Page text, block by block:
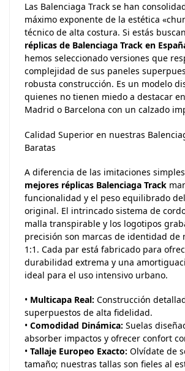
Las Balenciaga Track se han
máximo exponente de la estética
técnico de alta costura. Si estás
réplicas de Balenciaga Track en
hemos seleccionado versiones que
complejidad de sus paneles
robusta construcción. Es un modelo
quienes no tienen miedo a destacar
Madrid o Barcelona con un calzado
Calidad Superior en nuestras
Baratas
A diferencia de las imitaciones
mejores réplicas Balenciaga Track
funcionalidad y el peso equilibrado
original. El intrincado sistema de
malla transpirable y los logotipos
precisión son marcas de identidad de
1:1. Cada par está fabricado para
durabilidad extrema y una
ideal para el uso intensivo urbano.
• Multicapa Real: Construcción
superpuestos de alta fidelidad.
• Comodidad Dinámica: Suelas
absorber impactos y ofrecer confort
• Tallaje Europeo Exacto: Olvídate de
tamaño; nuestras tallas son fieles al